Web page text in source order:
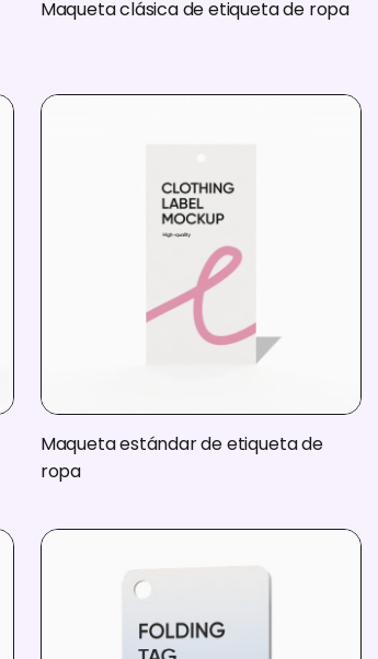
Maqueta clásica de etiqueta de ropa
Maqueta estándar de etiqueta de
ropa